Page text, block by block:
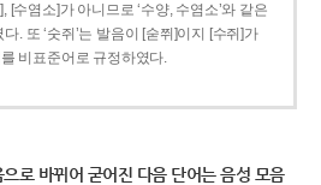
[수염소]가 아니므로 ‘수양, 수염소’와 같은
. 또 ‘숫쥐’는 발음이 [숟쮜]이지 [수쥐]가
비표준어로 규정하였다.
로 바뀌어 굳어진 다음 단어는 음성 모음